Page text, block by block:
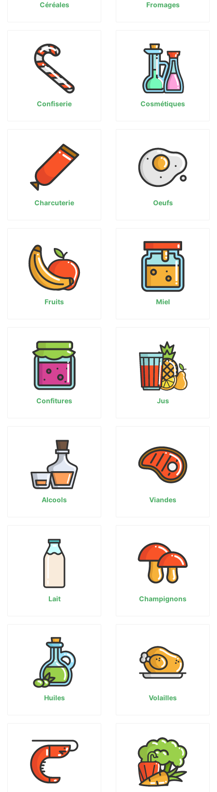
Céréales Fromages
Confiserie Cosmétiques
Charcuterie Oeufs
Fruits Miel
Confitures Jus
Alcools Viandes
Lait Champignons
Huiles Volailles